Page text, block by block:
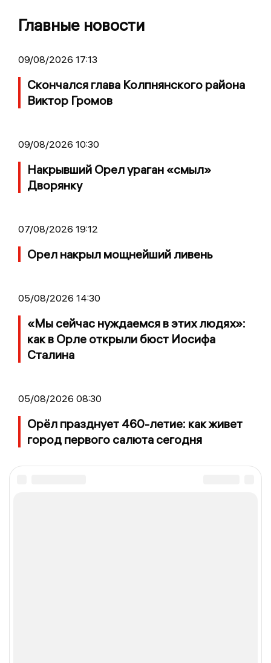
Главные новости
09/08/2026 17:13
Скончался глава Колпнянского района
Виктор Громов
09/08/2026 10:30
Накрывший Орел ураган «смыл»
Дворянку
07/08/2026 19:12
Орел накрыл мощнейший ливень
05/08/2026 14:30
«Мы сейчас нуждаемся в этих людях»:
как в Орле открыли бюст Иосифа
Сталина
05/08/2026 08:30
Орёл празднует 460-летие: как живет
город первого салюта сегодня